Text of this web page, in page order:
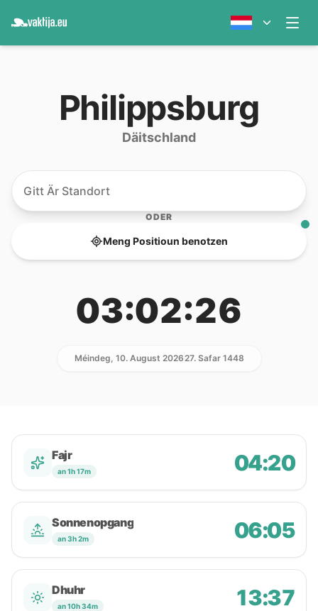
Philippsburg
Däitschland
ODER
Meng Positioun benotzen
03:02:26
Méindeg, 10. August 202627. Safar 1448
Fajr
an 1h 17m 04:20
Sonnenopgang
an 3h 2m 06:05
Dhuhr
an 10h 34m 13:37